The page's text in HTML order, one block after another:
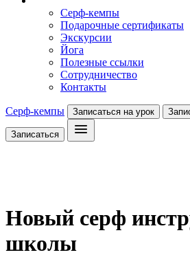
Серф-кемпы
Подарочные сертификаты
Экскурсии
Йога
Полезные ссылки
Сотрудничество
Контакты
Серф-кемпы Записаться на урок
Записаться
Новый серф
школы